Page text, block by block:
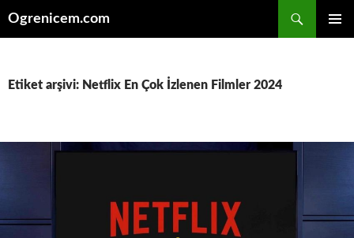
Ogrenicem.com
Etiket arşivi: Netflix En Çok İzlenen Filmler 2024